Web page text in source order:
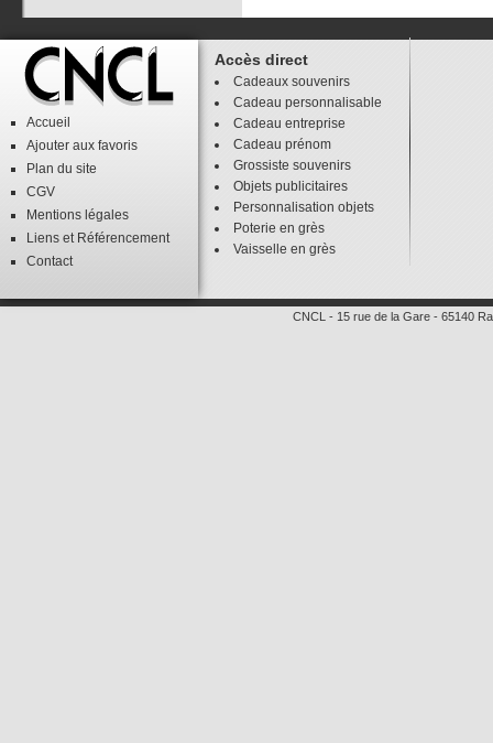
Accueil
Ajouter aux favoris
Plan du site
CGV
Mentions légales
Liens et Référencement
Contact
Accès direct
Cadeaux souvenirs
Cadeau personnalisable
Cadeau entreprise
Cadeau prénom
Grossiste souvenirs
Objets publicitaires
Personnalisation objets
Poterie en grès
Vaisselle en grès
CNCL - 15 rue de la Gare - 65140